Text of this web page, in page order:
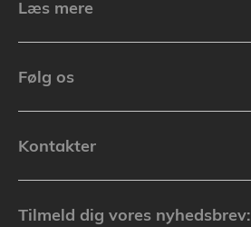
Læs mere
Følg os
Kontakter
Tilmeld dig vores nyhedsbrev: